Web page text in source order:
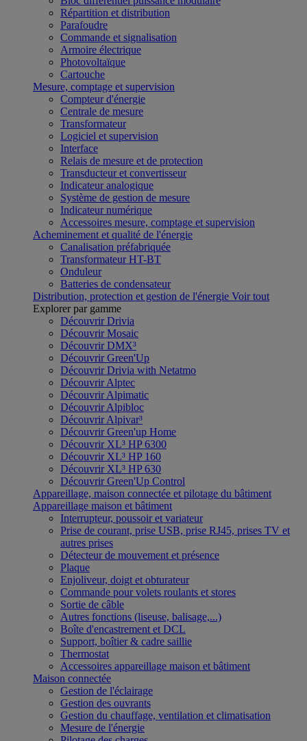
Répartition et distribution
Parafoudre
Commande et signalisation
Armoire électrique
Photovoltaïque
Cartouche
Mesure, comptage et supervision
Compteur d'énergie
Centrale de mesure
Transformateur
Logiciel et supervision
Interface
Relais de mesure et de protection
Transducteur et convertisseur
Indicateur analogique
Système de gestion de mesure
Indicateur numérique
Accessoires mesure, comptage et supervision
Acheminement et qualité de l'énergie
Canalisation préfabriquée
Transformateur HT-BT
Onduleur
Batteries de condensateur
Distribution, protection et gestion de l'énergie Voir tout
Explorer par gamme
Découvrir Drivia
Découvrir Mosaic
Découvrir DMX³
Découvrir Green'Up
Découvrir Drivia with Netatmo
Découvrir Alptec
Découvrir Alpimatic
Découvrir Alpibloc
Découvrir Alpivar³
Découvrir Green'up Home
Découvrir XL³ HP 6300
Découvrir XL³ HP 160
Découvrir XL³ HP 630
Découvrir Green'Up Control
Appareillage, maison connectée et pilotage du bâtiment
Appareillage maison et bâtiment
Interrupteur, poussoir et variateur
Prise de courant, prise USB, prise RJ45, prises TV et
autres prises
Détecteur de mouvement et présence
Plaque
Enjoliveur, doigt et obturateur
Commande pour volets roulants et stores
Sortie de câble
Autres fonctions (liseuse, balisage,...)
Boîte d'encastrement et DCL
Support, boîtier & cadre saillie
Thermostat
Accessoires appareillage maison et bâtiment
Maison connectée
Gestion de l'éclairage
Gestion des ouvrants
Gestion du chauffage, ventilation et climatisation
Mesure de l'énergie